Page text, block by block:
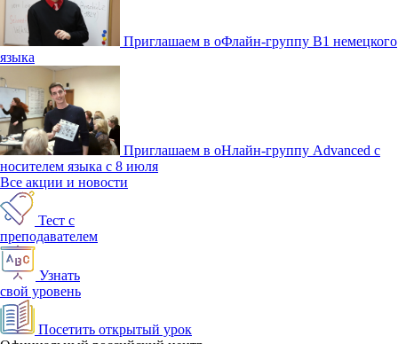
Приглашаем в оФлайн-группу В1 немецкого
языка
Приглашаем в оНлайн-группу Advanced с
носителем языка с 8 июля
Все акции и новости
Тест с
преподавателем
Узнать
свой уровень
Посетить открытый урок